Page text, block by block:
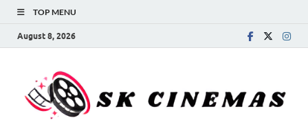
TOP MENU
August 8, 2026